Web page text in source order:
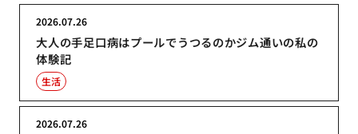
大人の手足口病はプールでうつるのかジム通いの私の
体験記
2026.07.26
生活
2026.07.26